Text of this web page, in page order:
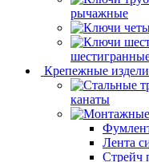
рычажные
Крепежные
канаты
Лента
Стрейч